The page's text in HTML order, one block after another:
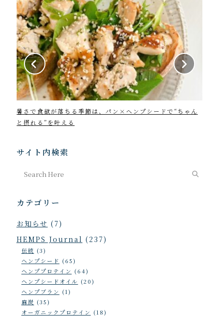
暑さで食欲が落ちる季節は、パン×ヘンプシードで“ちゃん
と摂れる”を叶える
サイト内検索
カテゴリー
お知らせ (7)
HEMPS Journal (237)
伝統 (3)
ヘンプシード (65)
ヘンププロテイン (64)
ヘンプシードオイル (20)
ヘンプブラン (1)
麻炭 (35)
オーガニックプロテイン (18)